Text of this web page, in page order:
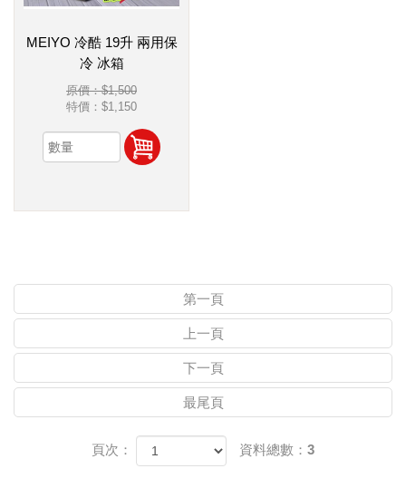
MEIYO 冷酷 19升 兩用保
冷 冰箱
原價：$1,500
特價： $1,150
第一頁
上一頁
下一頁
最尾頁
頁次： 資料總數：3